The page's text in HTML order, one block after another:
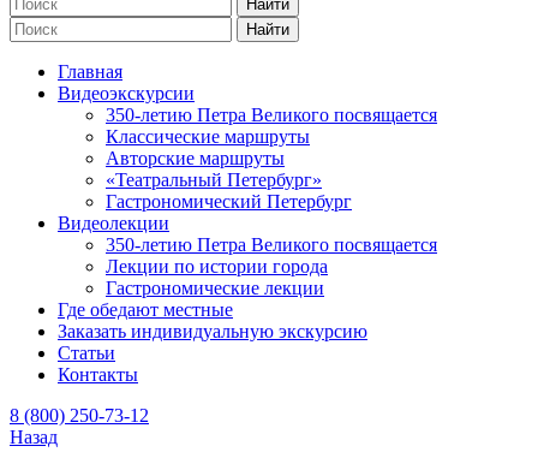
Найти
Найти
Главная
Видеоэкскурсии
350-летию Петра Великого посвящается
Классические маршруты
Авторские маршруты
«Театральный Петербург»
Гастрономический Петербург
Видеолекции
350-летию Петра Великого посвящается
Лекции по истории города
Гастрономические лекции
Где обедают местные
Заказать индивидуальную экскурсию
Статьи
Контакты
8 (800) 250-73-12
Назад